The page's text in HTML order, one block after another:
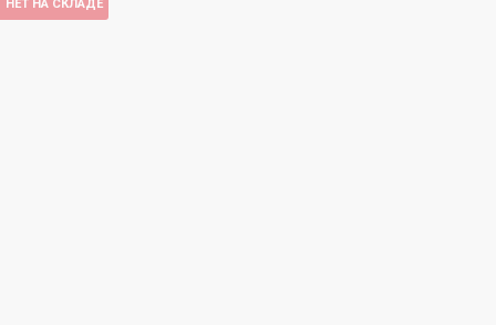
НЕТ НА СКЛАДЕ